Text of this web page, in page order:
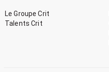
Le Groupe Crit
Talents Crit